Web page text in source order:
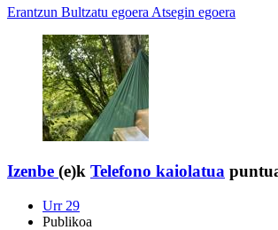
Erantzun Bultzatu egoera Atsegin egoera
Izenbe (e)k Telefono kaiolatua
Urr 29
Publikoa